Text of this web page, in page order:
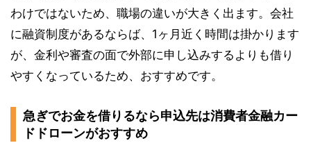
わけではないため、職場の違いが大きく出ます。会社
に融資制度があるならば、1ヶ月近く時間は掛かります
が、金利や審査の面で外部に申し込みするよりも借り
やすくなっているため、おすすめです。
急ぎでお金を借りるなら申込先は消費者金融カー
ドドローンがおすすめ